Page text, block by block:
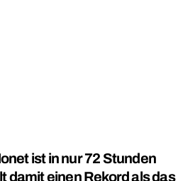
ist in nur 72 Stunden
damit einen Rekord als das